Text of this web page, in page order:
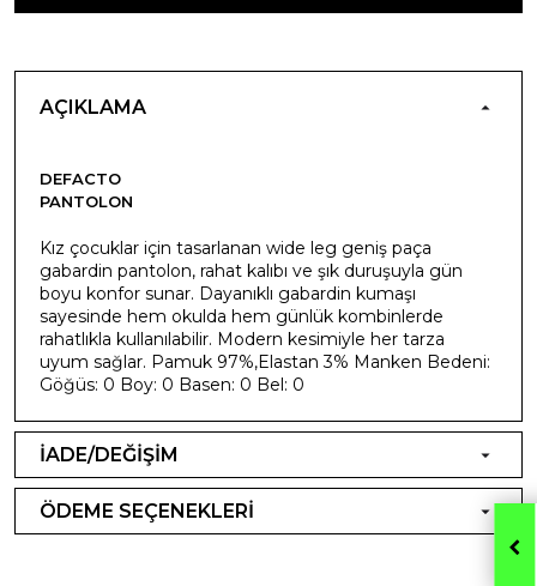
AÇIKLAMA
DEFACTO
PANTOLON
Kız çocuklar için tasarlanan wide leg geniş paça
gabardin pantolon, rahat kalıbı ve şık duruşuyla gün
boyu konfor sunar. Dayanıklı gabardin kumaşı
sayesinde hem okulda hem günlük kombinlerde
rahatlıkla kullanılabilir. Modern kesimiyle her tarza
uyum sağlar. Pamuk 97%,Elastan 3% Manken Bedeni:
Göğüs: 0 Boy: 0 Basen: 0 Bel: 0
İADE/DEĞİŞİM
ÖDEME SEÇENEKLERİ